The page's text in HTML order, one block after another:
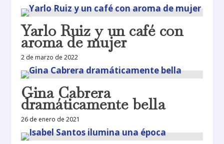
Yarlo Ruiz y un café con
aroma de mujer
2 de marzo de 2022
Gina Cabrera
dramáticamente bella
26 de enero de 2021